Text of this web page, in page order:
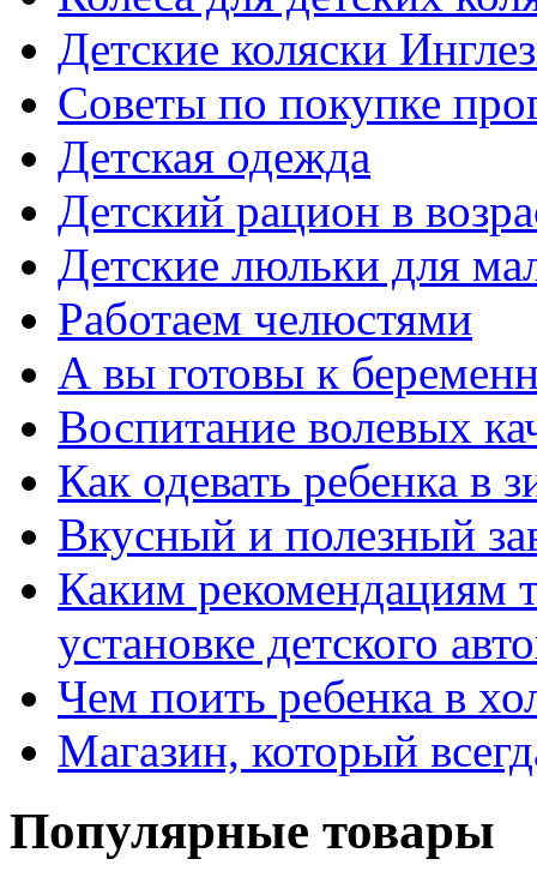
Детские коляски
Советы по покупке
Детская одежда
Детский рацион в
Детские люльки для
Работаем челюстями
А вы готовы к
Воспитание волевых
Как одевать ребенка в
Вкусный и полезный
Каким рекомендациям
установке детского
Чем поить ребенка в
Магазин, который
Популярные товары